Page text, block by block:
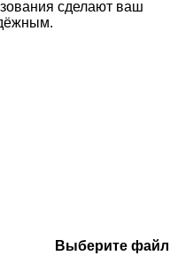
сделают ваш
Выберите файл